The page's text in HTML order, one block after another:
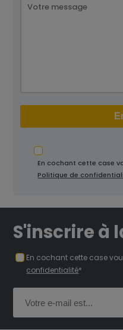
En cochant cette case
Politique de
S'inscrire à
En cochant cette case
confidentialité*